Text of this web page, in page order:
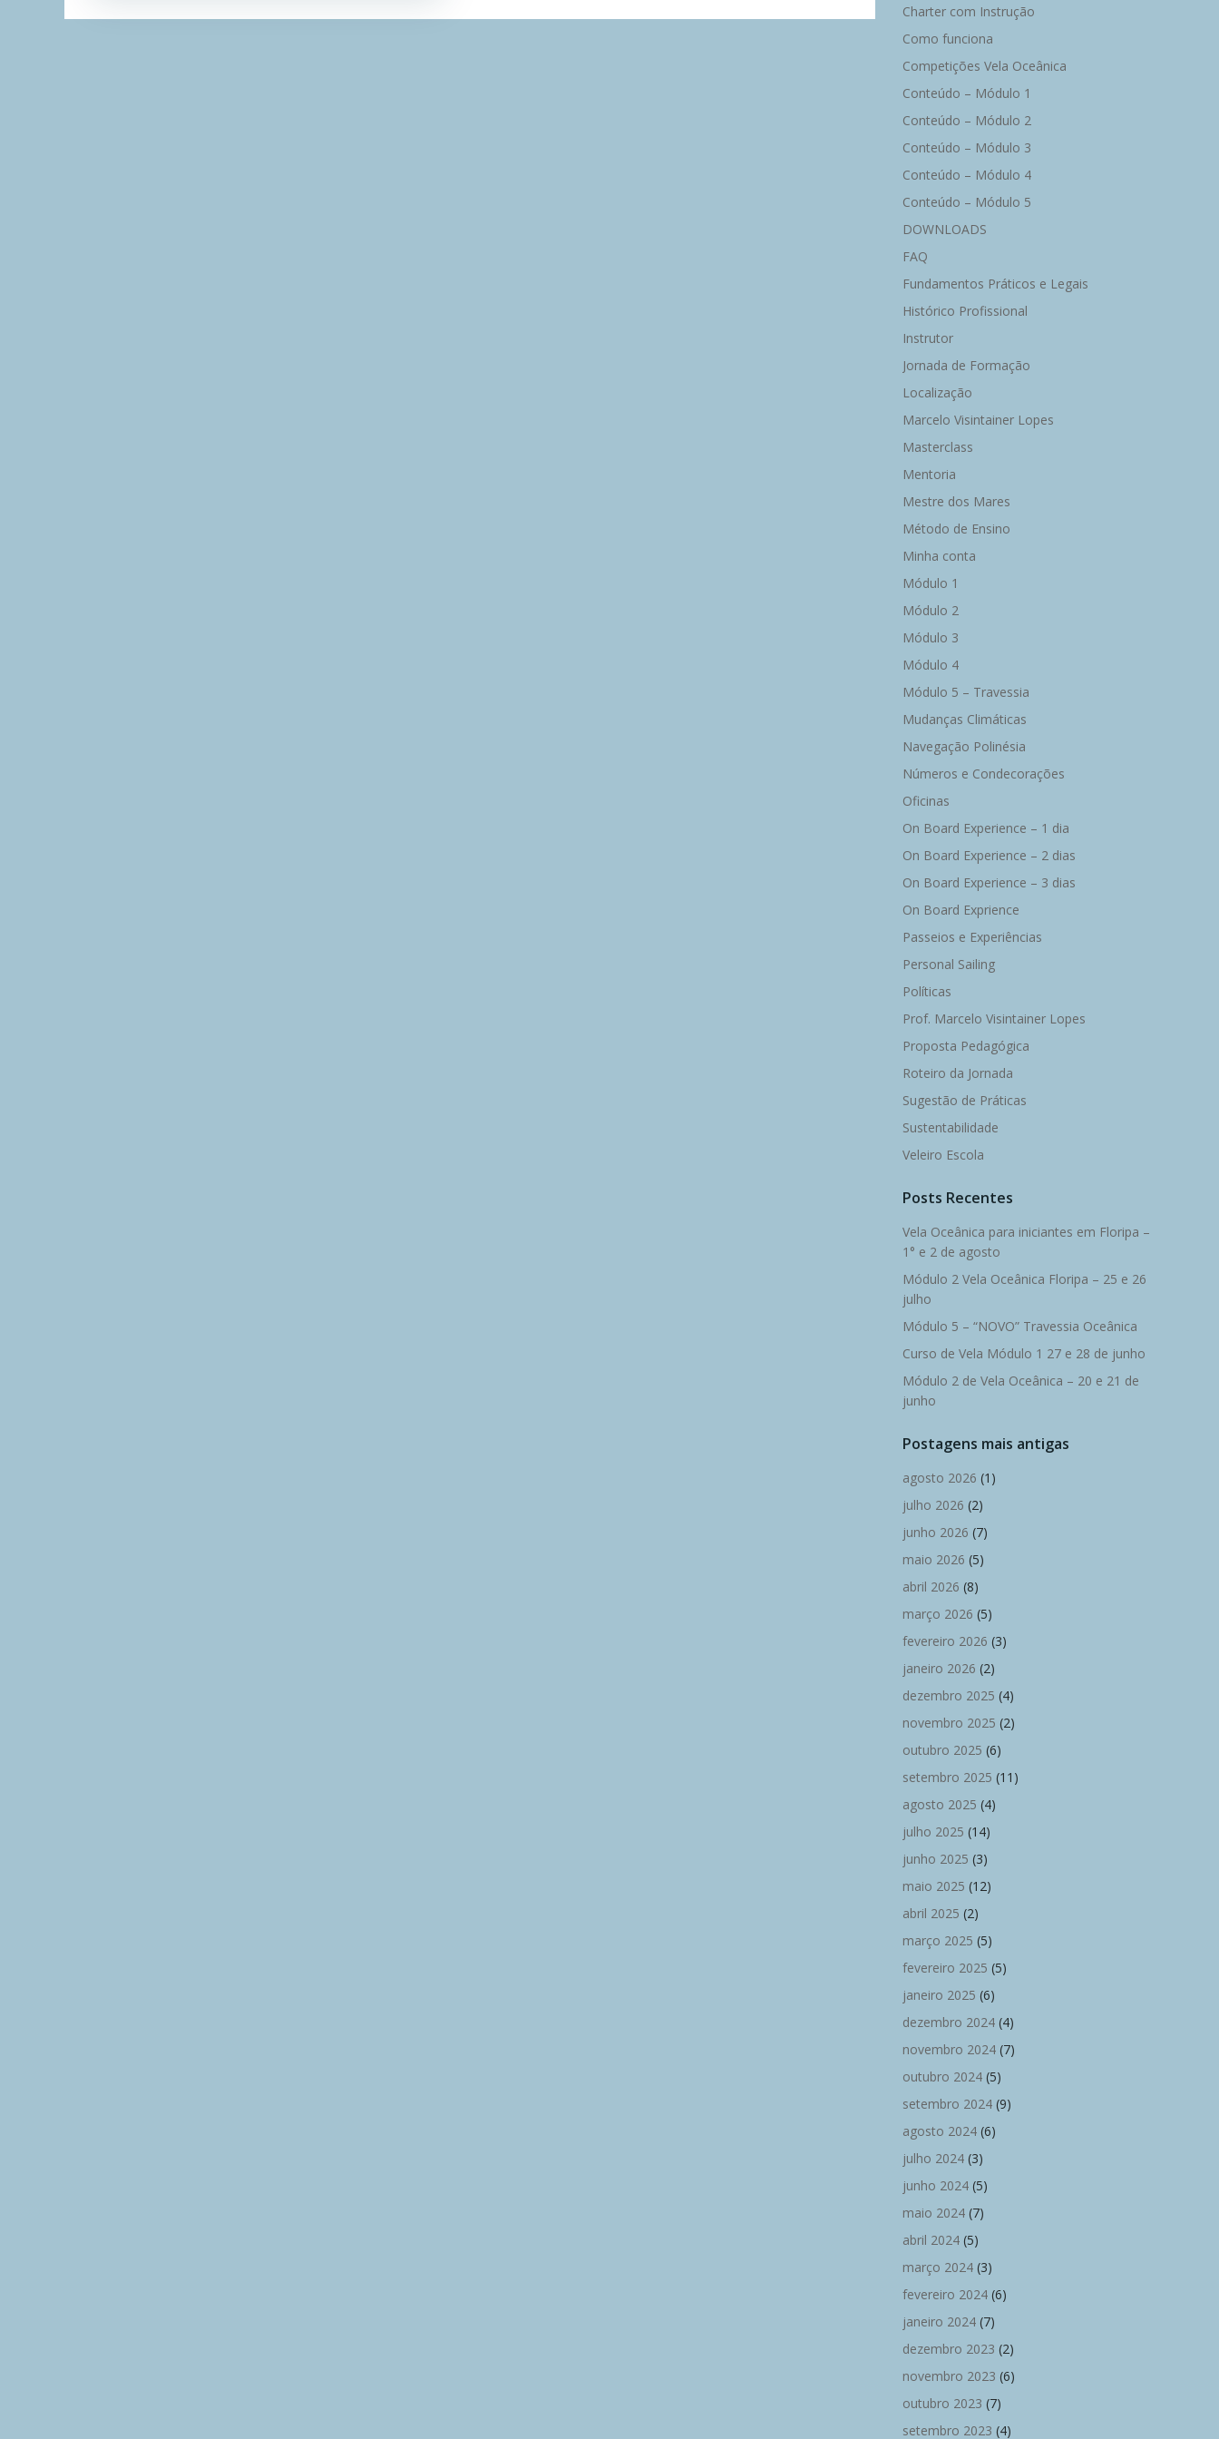
Charter com Instrução
Como funciona
Competições Vela Oceânica
Conteúdo – Módulo 1
Conteúdo – Módulo 2
Conteúdo – Módulo 3
Conteúdo – Módulo 4
Conteúdo – Módulo 5
DOWNLOADS
FAQ
Fundamentos Práticos e Legais
Histórico Profissional
Instrutor
Jornada de Formação
Localização
Marcelo Visintainer Lopes
Masterclass
Mentoria
Mestre dos Mares
Método de Ensino
Minha conta
Módulo 1
Módulo 2
Módulo 3
Módulo 4
Módulo 5 – Travessia
Mudanças Climáticas
Navegação Polinésia
Números e Condecorações
Oficinas
On Board Experience – 1 dia
On Board Experience – 2 dias
On Board Experience – 3 dias
On Board Exprience
Passeios e Experiências
Personal Sailing
Políticas
Prof. Marcelo Visintainer Lopes
Proposta Pedagógica
Roteiro da Jornada
Sugestão de Práticas
Sustentabilidade
Veleiro Escola
Posts Recentes
Vela Oceânica para iniciantes em Floripa –
1° e 2 de agosto
Módulo 2 Vela Oceânica Floripa – 25 e 26
julho
Módulo 5 – “NOVO” Travessia Oceânica
Curso de Vela Módulo 1 27 e 28 de junho
Módulo 2 de Vela Oceânica – 20 e 21 de
junho
Postagens mais antigas
agosto 2026 (1)
julho 2026 (2)
junho 2026 (7)
maio 2026 (5)
abril 2026 (8)
março 2026 (5)
fevereiro 2026 (3)
janeiro 2026 (2)
dezembro 2025 (4)
novembro 2025 (2)
outubro 2025 (6)
setembro 2025 (11)
agosto 2025 (4)
julho 2025 (14)
junho 2025 (3)
maio 2025 (12)
abril 2025 (2)
março 2025 (5)
fevereiro 2025 (5)
janeiro 2025 (6)
dezembro 2024 (4)
novembro 2024 (7)
outubro 2024 (5)
setembro 2024 (9)
agosto 2024 (6)
julho 2024 (3)
junho 2024 (5)
maio 2024 (7)
abril 2024 (5)
março 2024 (3)
fevereiro 2024 (6)
janeiro 2024 (7)
dezembro 2023 (2)
novembro 2023 (6)
outubro 2023 (7)
setembro 2023 (4)